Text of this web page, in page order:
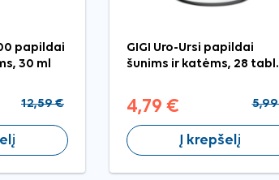
papildai
30 ml
12,59 €
GIGI Uro-Ursi papildai
šunims ir katėms, 28 tabl.
4,79 €
Į krepšelį